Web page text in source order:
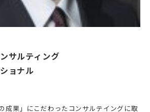
サルティング
ョナル
成果」にこだわったコンサルテイングに取